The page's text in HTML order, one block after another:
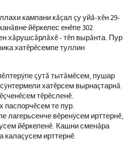
кампани кăçал çу уйă-хĕн 29-
йĕркелес енĕпе 302
хăрушсăрлăхĕ - тĕп вырăнта. Пур
хатĕрĕсемпе туллин
çутă тытăмĕсем, пушар
хатĕрсем вырнаçтарнă.
тĕрĕсленĕ.
те пур.
лагерьсенче вĕренÿсем ирттернĕ,
йĕркеленĕ. Кашни сменăра
калаçусем ирттернĕ.